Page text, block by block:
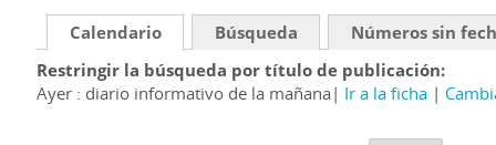
Calendario Búsqueda
Números sin
Restringir la búsqueda por título de publicación
Ayer : diario informativo de la mañana
Ir a la ficha